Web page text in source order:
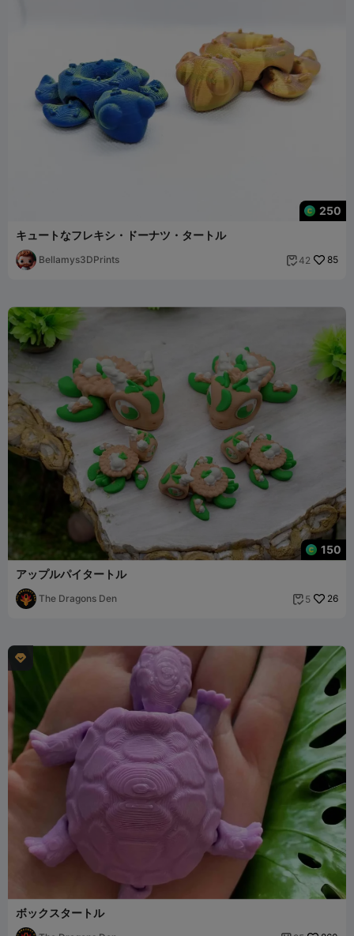
250
キュートなフレキシ・ドーナツ・タートル
Bellamys3DPrints  42 85
150
アップルパイタートル
The Dragons Den  5 26

ボックスタートル